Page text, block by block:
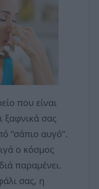
που είναι
ξαφνικά σας
“σάπιο αυγό”.
ο κόσμος
παραμένει.
σας, η